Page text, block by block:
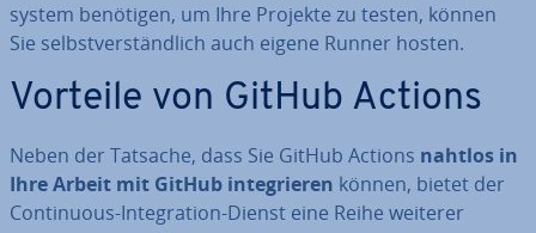
sys­tem benötigen, um Ihre Projekte zu testen, können
Sie selbst­ver­ständ­lich auch eigene Runner hosten.
Vorteile von GitHub Actions
Neben der Tatsache, dass Sie GitHub Actions nahtlos in
Ihre Arbeit mit GitHub in­te­grie­ren können, bietet der
Con­ti­nuous-In­te­gra­ti­on-Dienst eine Reihe weiterer